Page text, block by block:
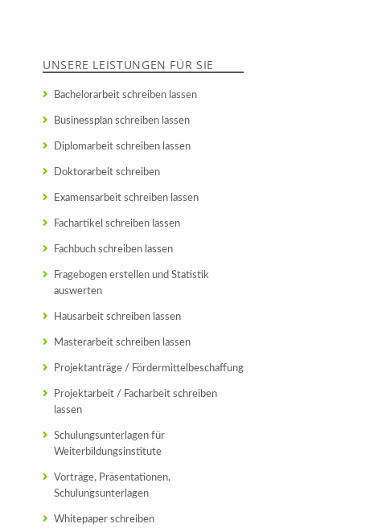
UNSERE LEISTUNGEN FÜR SIE
Bachelorarbeit schreiben lassen
Businessplan schreiben lassen
Diplomarbeit schreiben lassen
Doktorarbeit schreiben
Examensarbeit schreiben lassen
Fachartikel schreiben lassen
Fachbuch schreiben lassen
Fragebogen erstellen und Statistik
auswerten
Hausarbeit schreiben lassen
Masterarbeit schreiben lassen
Projektanträge / Fördermittelbeschaffung
Projektarbeit / Facharbeit schreiben
lassen
Schulungsunterlagen für
Weiterbildungsinstitute
Vorträge, Präsentationen,
Schulungsunterlagen
Whitepaper schreiben